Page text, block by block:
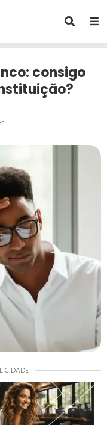
consigo